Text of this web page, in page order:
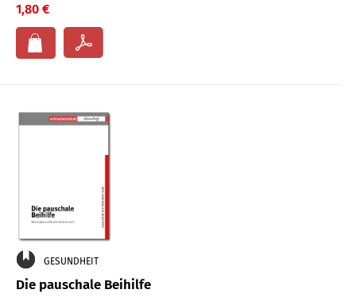
1,80 €
GESUNDHEIT
Die pauschale Beihilfe